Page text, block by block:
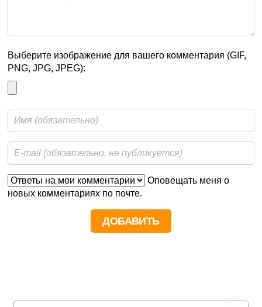
Выберите изображение для вашего комментария (GIF,
PNG, JPG, JPEG):
Оповещать меня о
новых комментариях по почте.